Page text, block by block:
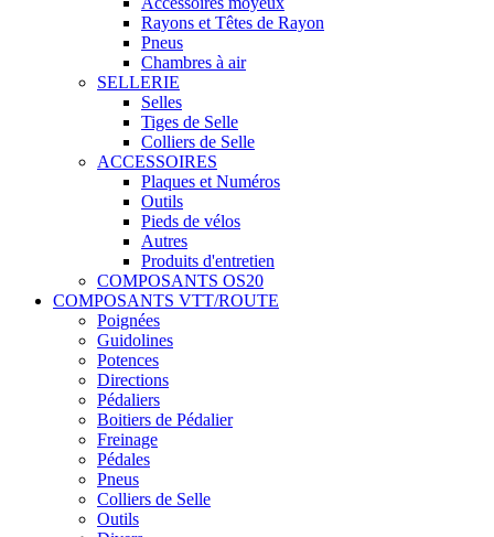
Rayons et Têtes de Rayon
Pneus
Chambres à air
SELLERIE
Selles
Tiges de Selle
Colliers de Selle
ACCESSOIRES
Plaques et Numéros
Outils
Pieds de vélos
Autres
Produits d'entretien
COMPOSANTS OS20
COMPOSANTS VTT/ROUTE
Poignées
Guidolines
Potences
Directions
Pédaliers
Boitiers de Pédalier
Freinage
Pédales
Pneus
Colliers de Selle
Outils